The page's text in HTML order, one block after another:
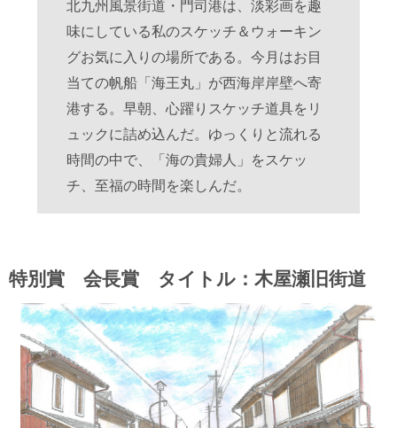
北九州風景街道・門司港は、淡彩画を趣
味にしている私のスケッチ＆ウォーキン
グお気に入りの場所である。今月はお目
当ての帆船「海王丸」が西海岸岸壁へ寄
港する。早朝、心躍りスケッチ道具をリ
ュックに詰め込んだ。ゆっくりと流れる
時間の中で、「海の貴婦人」をスケッ
チ、至福の時間を楽しんだ。
特別賞 会長賞 タイトル：木屋瀬旧街道